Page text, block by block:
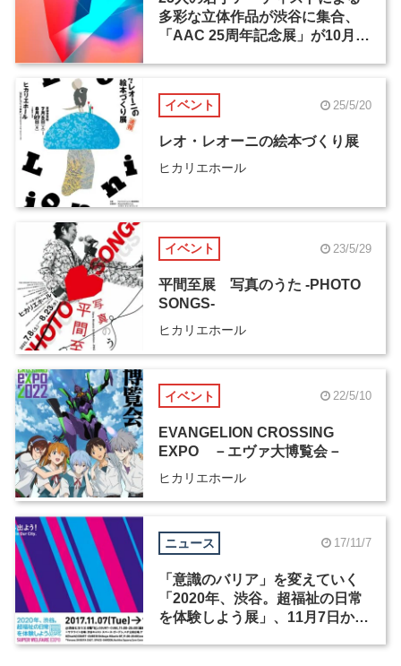
多彩な立体作品が渋谷に集合、
「AAC 25周年記念展」が10月
イベント 25/5/20
レオ・レオーニの絵本づくり展
ヒカリエホール
イベント 23/5/29
平間至展 写真のうた -PHOTO
SONGS-
ヒカリエホール
イベント 22/5/10
EVANGELION CROSSING
EXPO －エヴァ大博覧会－
ヒカリエホール
ニュース 17/11/7
「意識のバリア」を変えていく
「2020年、渋谷。超福祉の日常
を体験しよう展」、11月7日から